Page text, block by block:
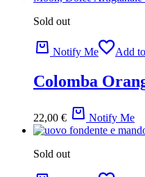
Sold out
Notify Me Add
Colomba
22,00 € Notify Me
Sold out